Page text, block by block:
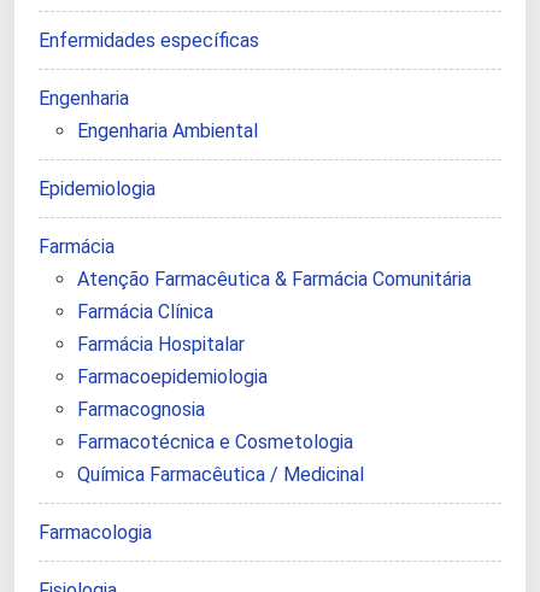
Enfermidades específicas
Engenharia
Engenharia Ambiental
Epidemiologia
Farmácia
Atenção Farmacêutica & Farmácia Comunitária
Farmácia Clínica
Farmácia Hospitalar
Farmacoepidemiologia
Farmacognosia
Farmacotécnica e Cosmetologia
Química Farmacêutica / Medicinal
Farmacologia